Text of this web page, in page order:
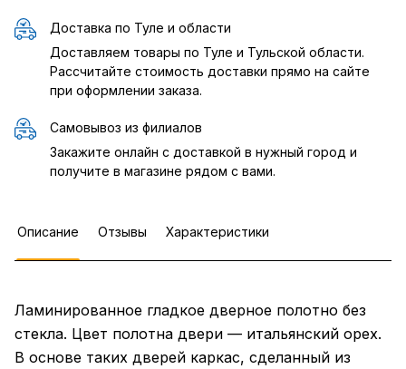
Доставка по Туле и области
Доставляем товары по Туле и Тульской области.
Рассчитайте стоимость доставки прямо на сайте
при оформлении заказа.
Самовывоз из филиалов
Закажите онлайн с доставкой в нужный город и
получите в магазине рядом с вами.
Описание Отзывы Характеристики
Ламинированное гладкое дверное полотно без
стекла. Цвет полотна двери — итальянский орех.
В основе таких дверей каркас, сделанный из